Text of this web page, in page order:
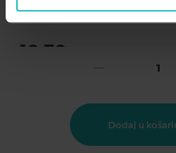
Važna obavijest prema Zakonu o
18,70
Blagi šampon za svakodnevno
Dodaj u